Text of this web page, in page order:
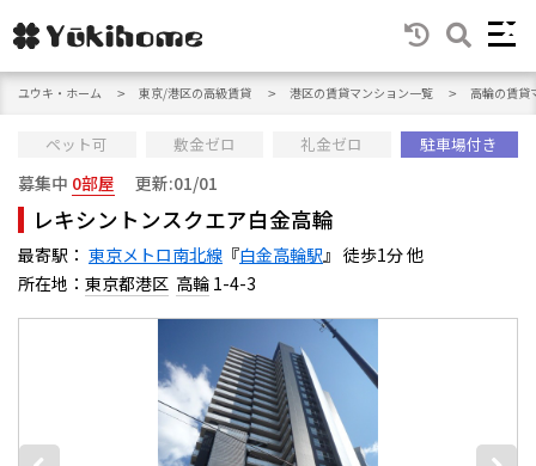
ユウキ・ホーム 東京/港区の高級賃貸 港区の賃貸マンション一覧 高輪の賃貸
ペット可 敷金ゼロ 礼金ゼロ 駐車場付き
募集中 0部屋 更新:01/01
レキシントンスクエア白金高輪
最寄駅： 東京メトロ南北線 『白金高輪駅 』 徒歩1分 他
所在地： 東京都港区 高輪 1-4-3